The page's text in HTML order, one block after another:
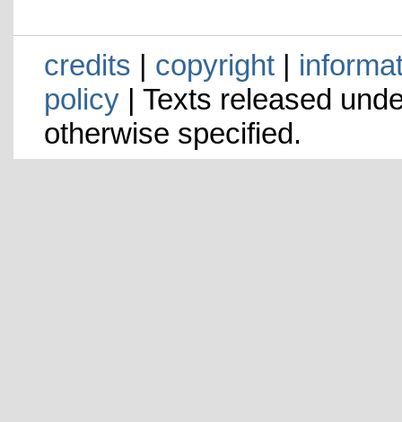
credits | copyright|
policy| Texts released
otherwise specified.